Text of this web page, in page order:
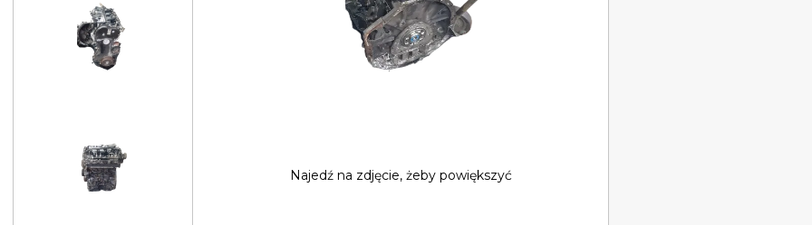
Najedź na zdjęcie, żeby powiększyć